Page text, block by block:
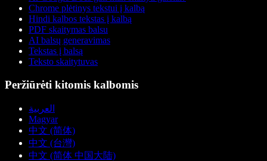
Chrome plėtinys tekstui į kalbą
Hindi kalbos tekstas į kalbą
PDF skaitymas balsu
AI balsų generavimas
Tekstas į balsą
Teksto skaitytuvas
Peržiūrėti kitomis kalbomis
العربية
Magyar
中文 (简体)
中文 (台灣)
中文 (简体 中国大陆)